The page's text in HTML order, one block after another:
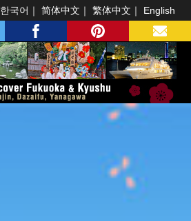
한국어 简体中文 繁体中文 English
facebook pinterest MAIL